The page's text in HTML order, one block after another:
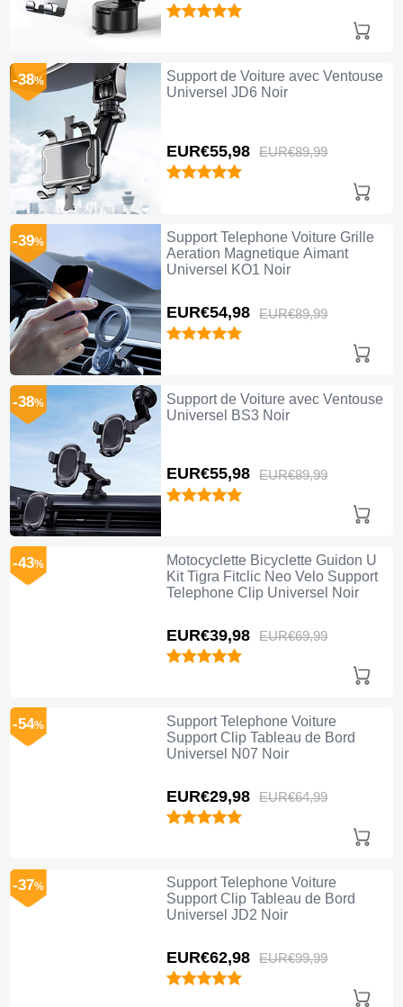
Support de Voiture avec Ventouse
Universel JD6 Noir
EUR€55,98 EUR€89,99
-38%
Support Telephone Voiture Grille
Aeration Magnetique Aimant
Universel KO1 Noir
EUR€54,98 EUR€89,99
-39%
Support de Voiture avec Ventouse
Universel BS3 Noir
EUR€55,98 EUR€89,99
-38%
Motocyclette Bicyclette Guidon U
Kit Tigra Fitclic Neo Velo Support
Telephone Clip Universel Noir
EUR€39,98 EUR€69,99
-43%
Support Telephone Voiture
Support Clip Tableau de Bord
Universel N07 Noir
EUR€29,98 EUR€64,99
-54%
Support Telephone Voiture
Support Clip Tableau de Bord
Universel JD2 Noir
EUR€62,98 EUR€99,99
-37%